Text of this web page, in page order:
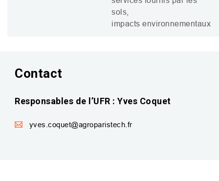
sols,
impacts environnementaux
Contact
Responsables de l’UFR : Yves Coquet
yves.coquet@agroparistech.fr